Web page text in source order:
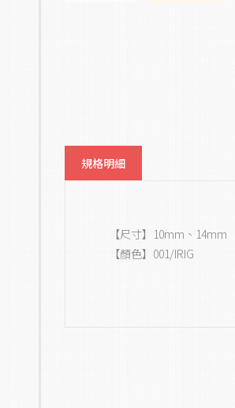
規格明細
【尺寸】10mm、14mm
【顏色】001/IRIG